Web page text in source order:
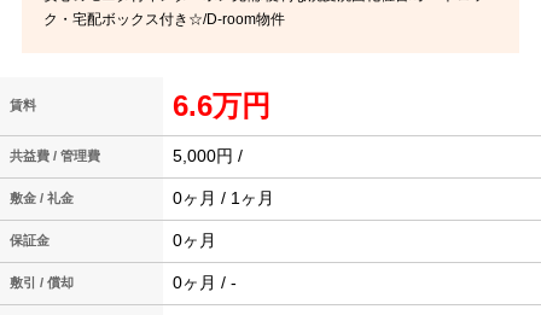
ク・宅配ボックス付き☆/D-room物件
賃料 6.6万円
共益費 / 管理費 5,000円 /
敷金 / 礼金 0ヶ月 / 1ヶ月
保証金 0ヶ月
敷引 / 償却 0ヶ月 / -